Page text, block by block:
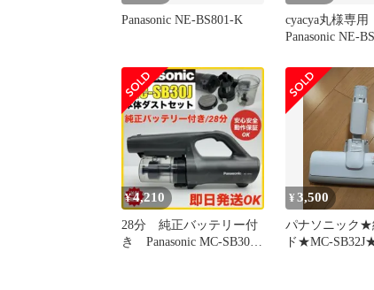
Panasonic NE-BS801-K
cyacya丸様専用
Panasonic NE-
¥4,210
28分 純正バッテリー付
き Panasonic MC-SB30J
¥3,500
パナソニック★
ド★MC-